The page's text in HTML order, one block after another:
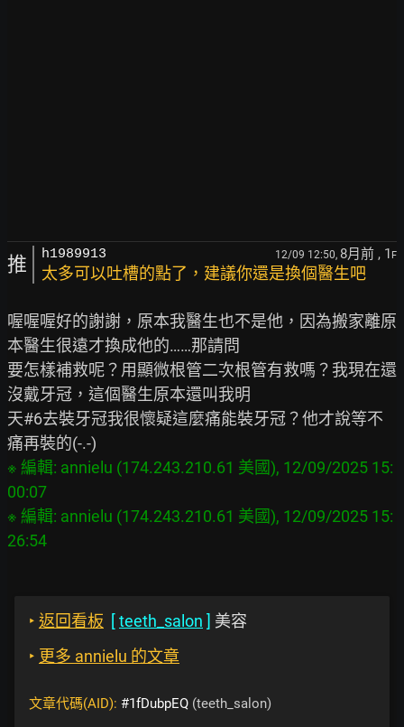
推 h1989913 12/09 12:50, 8月前 , 1 F
太多可以吐槽的點了，建議你還是換個醫生吧
喔喔喔好的謝謝，原本我醫生也不是他，因為搬家離原
本醫生很遠才換成他的……那請問
要怎樣補救呢？用顯微根管二次根管有救嗎？我現在還
沒戴牙冠，這個醫生原本還叫我明
天#6去裝牙冠我很懷疑這麼痛能裝牙冠？他才說等不
※ 編輯: annielu (174.243.210.61 美國), 12/09/2025 15:
00:07
※ 編輯: annielu (174.243.210.61 美國), 12/09/2025 15:
‣ 返回看板 [teeth_salon ] 美容
‣ 更多 annielu 的文章
文章代碼(AID): #1fDubpEQ (teeth_salon)